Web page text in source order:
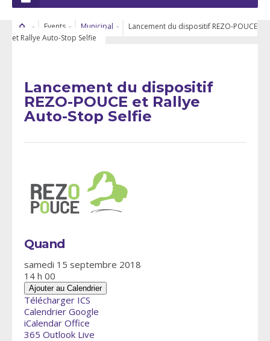
Events Municipal
Lancement du dispositif REZO-POUCE
et Rallye Auto-Stop Selfie
Lancement du dispositif
REZO-POUCE et Rallye
Auto-Stop Selfie
Quand
samedi 15 septembre 2018
14 h 00
Ajouter au Calendrier
Télécharger ICS
Calendrier Google
iCalendar Office
365 Outlook Live